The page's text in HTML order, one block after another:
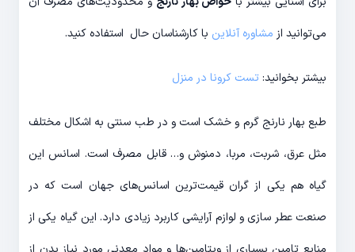
می‌توانید از مشاوره آنلاین با کارشناسان حال استفاده کنید.
بیشتر بخوانید:تست کرونا در منزل
طبع بهار نارنج گرم و خشک است و در طب سنتی به اشکال مختلف
مثل عرق، شربت، مربا، دمنوش و… قابل مصرف است. اسانس این
گیاه هم یکی از گران قیمت‌ترین اسانس‌های جهان است که در
صنعت عطر سازی و لوازم آرایشی کاربرد زیادی دارد. این گیاه یکی از